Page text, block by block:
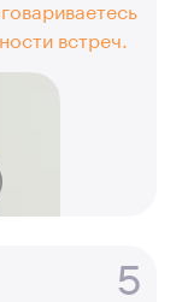
встреч.
5